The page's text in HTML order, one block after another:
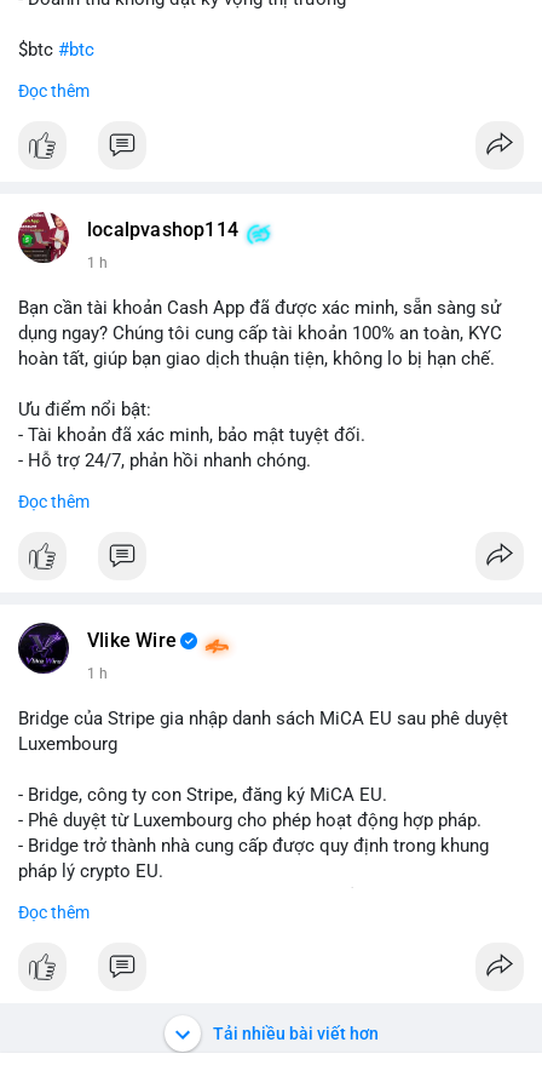
$btc #btc
#vlikevn
📰 Nguồn: Cointelegraph
Đọc thêm
localpvashop114
1 h
Bạn cần tài khoản Cash App đã được xác minh, sẵn sàng sử
dụng ngay? Chúng tôi cung cấp tài khoản 100% an toàn, KYC
hoàn tất, giúp bạn giao dịch thuận tiện, không lo bị hạn chế.
Ưu điểm nổi bật:
- Tài khoản đã xác minh, bảo mật tuyệt đối.
- Hỗ trợ 24/7, phản hồi nhanh chóng.
nay:
📧 Email: localpvashop@gmail.com
Đọc thêm
Vlike Wire
1 h
Bridge của Stripe gia nhập danh sách MiCA EU sau phê duyệt
Luxembourg
- Bridge, công ty con Stripe, đăng ký MiCA EU.
- Phê duyệt từ Luxembourg cho phép hoạt động hợp pháp.
- Bridge trở thành nhà cung cấp được quy định trong khung
pháp lý crypto EU.
#luxembourg
Đọc thêm
Tải nhiều bài viết hơn